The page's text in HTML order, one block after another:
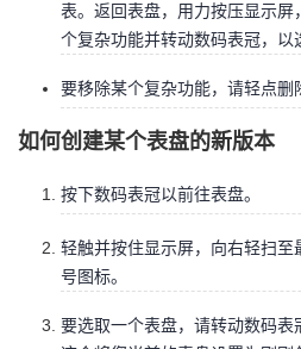
表。返回表盘，用力按压显示屏
个复杂功能并转动数码表冠，以
要移除某个复杂功能，请轻点删
如何创建某个表盘的新版本
按下数码表冠以前往表盘。
轻触并按住显示屏，向右轻扫
号图标。
要选取一个表盘，请转动数码表